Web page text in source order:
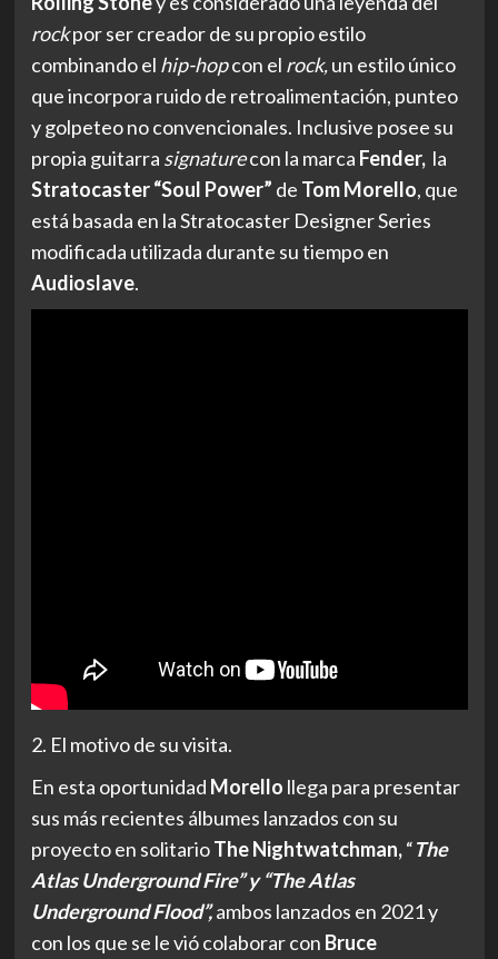
rockpor ser creador de su propio estilo
combinando el hip-hopcon el rock,un estilo único
que incorpora ruido de retroalimentación, punteo
y golpeteo no convencionales. Inclusive posee su
propia guitarra signaturecon la marca Fender, la
Stratocaster “Soul Power” de Tom Morello, que
está basada en la Stratocaster Designer Series
modificada utilizada durante su tiempo en
Audioslave.
2. El motivo de su visita.
En esta oportunidad Morello llega para presentar
sus más recientes álbumes lanzados con su
proyecto en solitarioThe Nightwatchman,“The
Atlas Underground Fire” y “The Atlas
Underground Flood”, ambos lanzados en 2021 y
con los que se le vió colaborar con Bruce